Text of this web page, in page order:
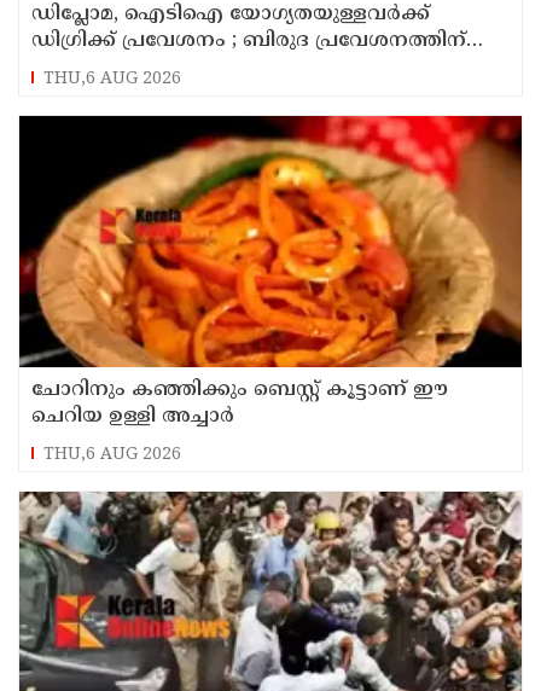
ഡിപ്ലോമ, ഐടിഐ യോഗ്യതയുള്ളവര്‍ക്ക്
ഡിഗ്രിക്ക് പ്രവേശനം ; ബിരുദ പ്രവേശനത്തിന്
പ്ലസ് ടു നിര്‍ബന്ധമില്ല; ഉത്തരവ് പുറത്തിറക്കി
ഉന്നത വിദ്യാഭ്യാസ വകുപ്പ്
THU,6 AUG 2026
ചോറിനും കഞ്ഞിക്കും ബെസ്റ്റ് കൂട്ടാണ് ഈ
ചെറിയ ഉള്ളി അച്ചാർ
THU,6 AUG 2026